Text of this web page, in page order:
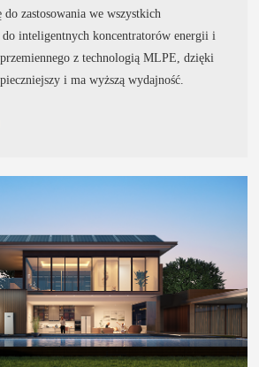
do zastosowania we wszystkich
do inteligentnych koncentratorów energii i
z technologią MLPE, dzięki
i ma wyższą wydajność.